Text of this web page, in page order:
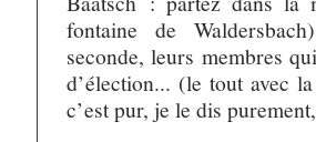
fontaine de
seconde, leurs membres
d’élection... (le tout avec
c’est pur, je le dis